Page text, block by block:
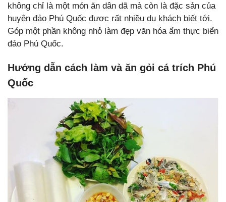
không chỉ là một món ăn dân dã mà còn là đặc sản của
huyện đảo Phú Quốc được rất nhiều du khách biết tới.
Góp một phần không nhỏ làm đẹp văn hóa ẩm thực biển
đảo Phú Quốc.
Hướng dẫn cách làm và ăn gỏi cá trích Phú
Quốc